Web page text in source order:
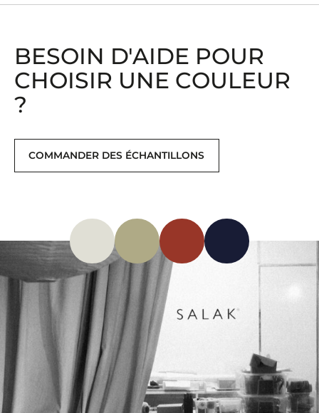
BESOIN D'AIDE POUR
CHOISIR UNE COULEUR
?
COMMANDER DES ÉCHANTILLONS